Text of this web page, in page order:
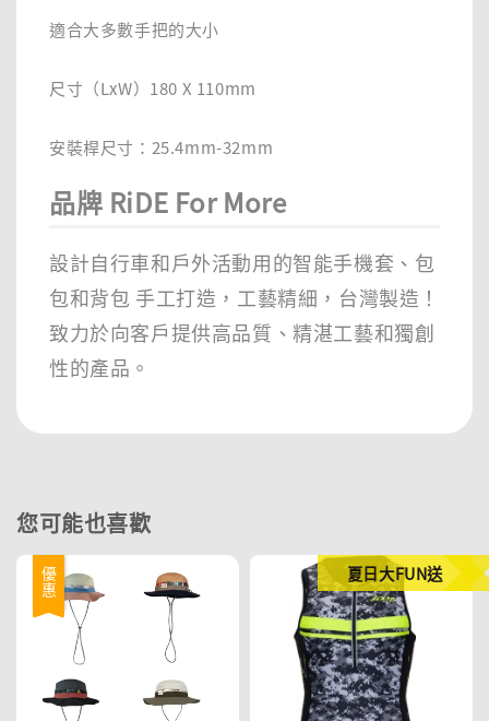
適合大多數手把的大小
尺寸（LxW）180 X 110mm
安裝桿尺寸：25.4mm-32mm
品牌 RiDE For More
設計自行車和戶外活動用的智能手機套、包
包和背包 手工打造，工藝精細，台灣製造！
致力於向客戶提供高品質、精湛工藝和獨創
性的產品。
您可能也喜歡
優惠 夏日大FUN送